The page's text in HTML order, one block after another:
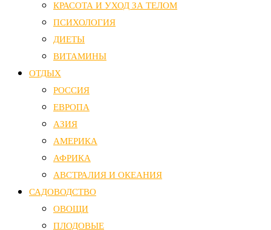
КРАСОТА И УХОД ЗА ТЕЛОМ
ПСИХОЛОГИЯ
ДИЕТЫ
ВИТАМИНЫ
ОТДЫХ
РОССИЯ
ЕВРОПА
АЗИЯ
АМЕРИКА
АФРИКА
АВСТРАЛИЯ И ОКЕАНИЯ
САДОВОДСТВО
ОВОЩИ
ПЛОДОВЫЕ